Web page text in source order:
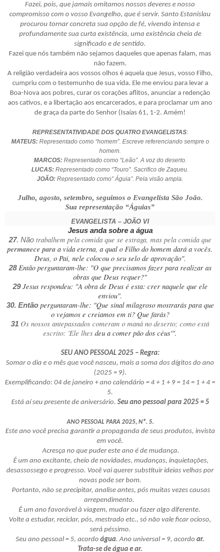
Fazei, pois, que jamais omitamos nossos deveres e nosso
compromisso com o vosso Evangelho, que é servir. Santo Estanislau
procurou tornar concreta sua opção de fé, vivendo intensa e
profundamente sua curta existência, uma existência cheia de
significado e de sentido.
Fazei que nós também não sejamos daqueles que apenas falam, mas
não fazem.
A religião verdadeira aos vossos olhos é aquela que Jesus, vosso Filho,
cumpriu com o testemunho de sua vida. Ele me enviou para levar a
Boa-Nova aos pobres, curar os corações aflitos, anunciar a redenção
aos cativos, e a libertação aos encarcerados, e para proclamar um ano
de graça da parte do Senhor (Isaías 61, 1-2. Amém!
REPRESENTATIVIDADE DOS QUATRO EVANGELISTAS:
MATEUS: Representado como “homem”. Escreve referenciando sempre o
homem.
MARCOS: Representado como “Leão”. A voz do deserto.
LUCAS: Representado como “Touro”. Sacrifico de Zaqueu.
JOÃO: Representado como” Águia”. Pela visão ampla.
Julho, agosto, setembro, seguimos o Evangelista São João.
Sua representação “Águias”
EVANGELISTA – JOÃO VI
Jesus anda sobre a água
27. Nãotrabalhem pela comida que se estraga, mas pela comida que
permanece para a vida eterna, a qual o Filho do homem dará a vocês.
Deus, o Pai, nele colocou o seu selo de aprovação".
28Então perguntaram-lhe: "O que precisamos fazer para realizar as
obras que Deus requer?"
29Jesus respondeu: "A obra de Deus é esta: crer naquele que ele
enviou".
30. Entãoperguntaram-lhe: "Que sinal milagroso mostrarás para que
o vejamos e creiamos em ti? Que farás?
31 Os nossos antepassados comeram o maná no deserto; como está
escrito: 'Ele lhes deu a comer pão dos céus'".
SEU ANO PESSOAL 2025 – Regra:
Somar o dia e o mês que você nasceu, mais a soma dos dígitos do ano
(2025 = 9).
Exemplificando: 04 de janeiro + ano calendário = 4 + 1 + 9 = 14 = 1 + 4 =
5.
Está aí seu presente de aniversário. Seu ano pessoal para 2025 = 5
ANO PESSOAL PARA 2025, Nº. 5.
Este ano você precisa garantir a propaganda de seus produtos, invista
em você.
Acresça no que puder este ano é de mudança.
É um ano excitante, cheio de novidades, mudanças, inquietações,
desassossego e progresso. Você vai querer substituir ideias velhas por
novas pode ser bom.
Portanto, não se precipitar, analise antes, pós muitas vezes causas
arrependimento.
É um ano favorável à viagem, mudar ou fazer algo diferente.
Volte a estudar, reciclar, pós, mestrado etc., só não vale ficar ocioso,
será péssimo.
Seu ano pessoal = 5, acordo água. Ano universal = 9, acordo ar.
Trata-se de água e ar.